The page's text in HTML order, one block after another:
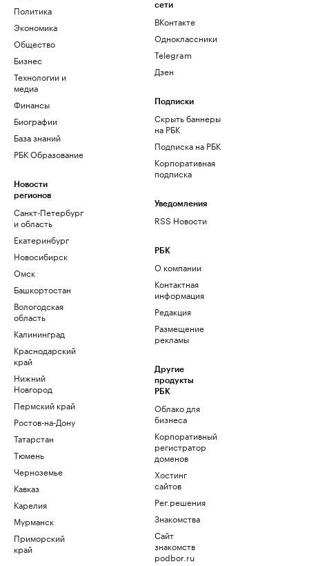
Политика
Экономика
Общество
Бизнес
Технологии и
медиа
Финансы
Биографии
База знаний
РБК Образование
Новости
регионов
Санкт-Петербург
и область
Екатеринбург
Новосибирск
Омск
Башкортостан
Вологодская
область
Калининград
Краснодарский
край
Нижний
Новгород
Пермский край
Ростов-на-Дону
Татарстан
Тюмень
Черноземье
Кавказ
Карелия
Мурманск
Приморский
край
сети
ВКонтакте
Одноклассники
Telegram
Дзен
Подписки
Скрыть баннеры
на РБК
Подписка на РБК
Корпоративная
подписка
Уведомления
RSS Новости
РБК
О компании
Контактная
информация
Редакция
Размещение
рекламы
Другие
продукты
РБК
Облако для
бизнеса
Корпоративный
регистратор
доменов
Хостинг
сайтов
Рег.решения
Знакомства
Сайт
знакомств
podbor.ru